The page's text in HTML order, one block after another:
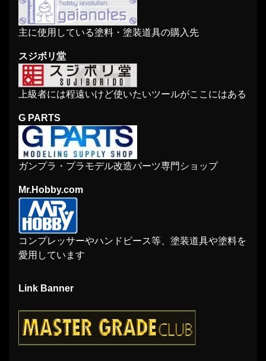
主に使用している塗料・塗装道具の購入先
スジボリ堂
上級者には程遠いけど使いたいツールがここにはある
G PARTS
ガンプラ・プラモデル改造パーツ専門ショップ
Mr.Hobby.com
コンプレッサーやハンドピース等、塗装道具や塗料を
愛用しています
Link Banner